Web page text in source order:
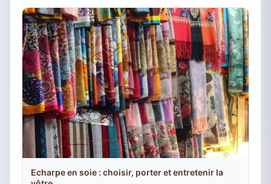
Echarpe en soie : choisir, porter et entretenir la